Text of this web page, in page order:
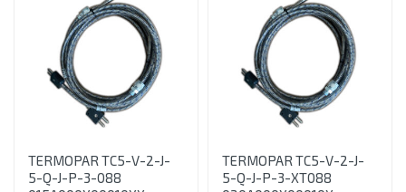
TERMOPAR TC5-V-2-J-
5-Q-J-P-3-088
TERMOPAR TC5-V-2-J-
5-Q-J-P-3-XT088